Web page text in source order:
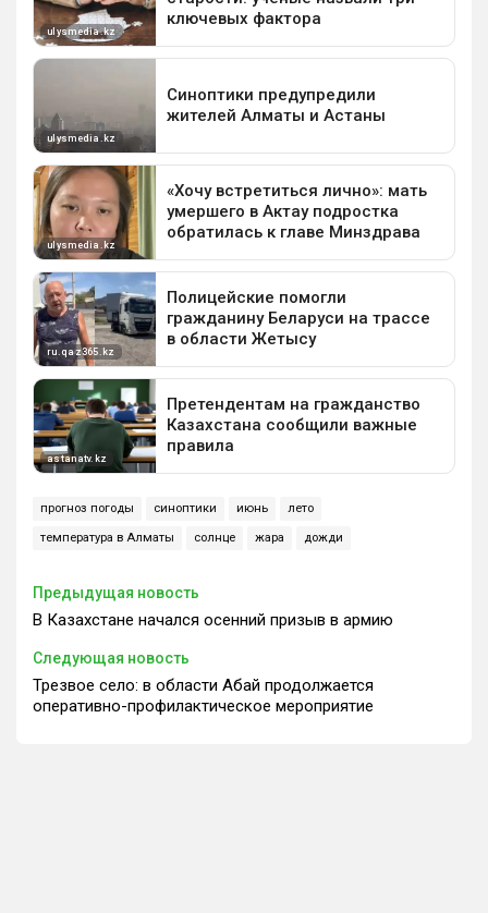
прогноз погоды синоптики июнь лето
температура в Алматы солнце жара дожди
Предыдущая новость
В Казахстане начался осенний призыв в армию
Следующая новость
Трезвое село: в области Абай продолжается
оперативно-профилактическое мероприятие